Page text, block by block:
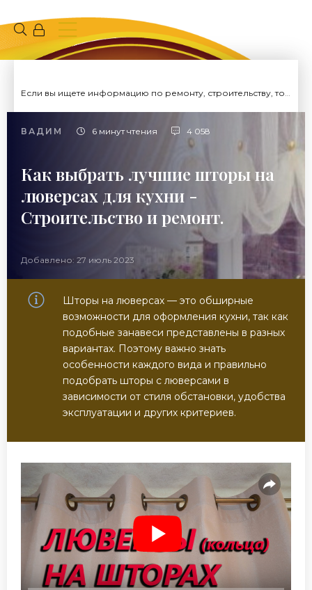
Если вы ищете информацию по ремонту, строительству, то вы попали на нужный сайт.
ВАДИМ 6 минут чтения 4 058
Как выбрать лучшие шторы на
люверсах для кухни -
Строительство и ремонт.
Добавлено: 27 июль 2023
Шторы на люверсах — это обширные
возможности для оформления кухни, так как
подобные занавеси представлены в разных
вариантах. Поэтому важно знать
особенности каждого вида и правильно
подобрать шторы с люверсами в
зависимости от стиля обстановки, удобства
эксплуатации и других критериев.